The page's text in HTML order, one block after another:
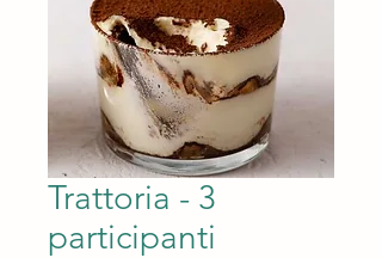
Trattoria - 3
participanti